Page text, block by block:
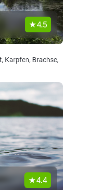
4.5
Karpfen, Brachse,
4.4